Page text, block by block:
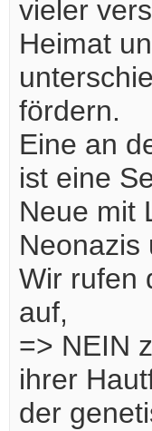
vieler
Heimat
fördern.
Eine an
ist eine
Neue mit
Neonazis
Wir rufen
auf,
=> NEIN
ihrer
der